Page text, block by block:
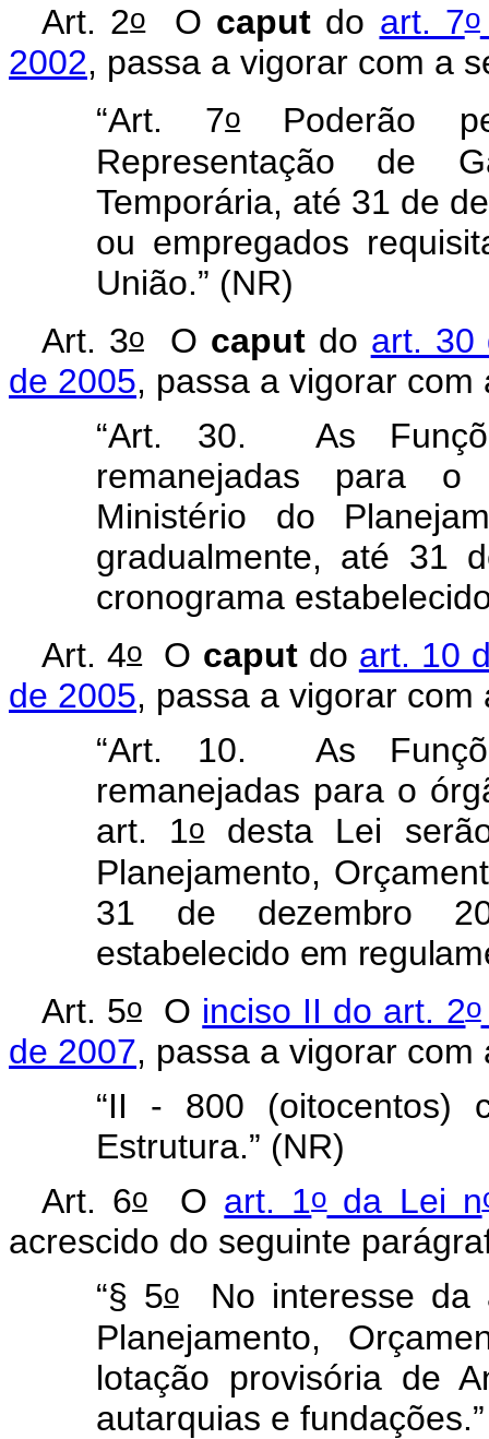
Art. 2oO caput do art. 7o
2002, passa a vigorar com a
“Art. 7oPoderão
Representação de
Temporária, até 31 de
ou empregados
União.” (NR)
Art. 3oO caput do art. 30
de 2005, passa a vigorar
“Art. 30. As
remanejadas para
Ministério do
gradualmente, até 31
cronograma
Art. 4oO caput do art. 10
de 2005, passa a vigorar
“Art. 10. As
remanejadas para o
art. 1odesta Lei
Planejamento,
31 de dezembro
estabelecido em
Art. 5o O inciso II do art. 2o
de 2007, passa a vigorar
“II - 800 (oitocentos)
Estrutura.” (NR)
Art. 6o O art. 1oda Lei n
acrescido do seguinte
“§ 5oNo interesse da
Planejamento,
lotação provisória de
autarquias e